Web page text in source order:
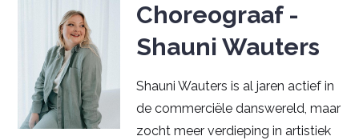
Choreograaf -
Shauni Wauters
Shauni Wauters is al jaren actief in
de commerciële danswereld, maar
zocht meer verdieping in artistiek